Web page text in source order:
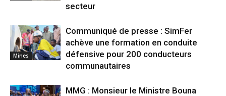
secteur
Mines
Communiqué de presse : SimFer
achève une formation en conduite
défensive pour 200 conducteurs
communautaires
MMG : Monsieur le Ministre Bouna